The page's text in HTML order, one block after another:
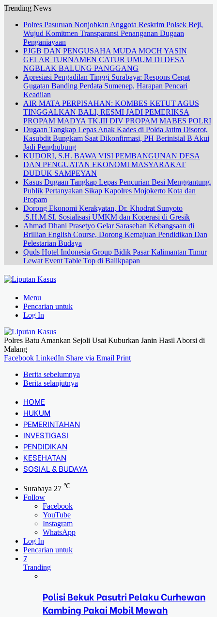
Trending News
Polres Pasuruan Nonjobkan Anggota Reskrim Polsek Beji,
Wujud Komitmen Transparansi Penanganan Dugaan
Penganiayaan
PJGB DAN PENGUSAHA MUDA MOCH YASIN
GELAR TURNAMEN CATUR UMUM DI DESA
NGBLAK BALUNG PANGGANG
Apresiasi Pengadilan Tinggi Surabaya: Respons Cepat
Gugatan Banding Perdata Sumenep, Harapan Pencari
Keadilan
AIR MATA PERPISAHAN: KOMBES KETUT AGUS
TINGGALKAN BALI, RESMI JADI PEMERIKSA
PROPAM MADYA TK.III DIV PROPAM MABES POLRI
Dugaan Tangkap Lepas Anak Kades di Polda Jatim Disorot,
Kasubdit Bungkam Saat Dikonfirmasi, PH Berinisial B Akui
Jadi Penghubung
KUDORI, S.H. BAWA VISI PEMBANGUNAN DESA
DAN PENGUATAN EKONOMI MASYARAKAT
DUDUK SAMPEYAN
Kasus Dugaan Tangkap Lepas Pencurian Besi Menggantung,
Publik Pertanyakan Sikap Kapolres Mojokerto Kota dan
Propam
Dorong Ekonomi Kerakyatan, Dr. Khodrat Sunyoto
.S.H.M.SI. Sosialisasi UMKM dan Koperasi di Gresik
Ahmad Dhani Prasetyo Gelar Sarasehan Kebangsaan di
Brillian English Course, Dorong Kemajuan Pendidikan Dan
Pelestarian Budaya
Quds Hotel Indonesia Group Bidik Pasar Kalimantan Timur
Lewat Event Table Top di Balikpapan
Menu
Pencarian untuk
Log In
Polres Batu Amankan Sejoli Usai Kuburkan Janin Hasil Aborsi di
Malang
Facebook LinkedIn Share via Email Print
Berita sebelumnya
Berita selanjutnya
HOME
HUKUM
PEMERINTAHAN
INVESTIGASI
PENDIDIKAN
KESEHATAN
SOSIAL & BUDAYA
Surabaya 27 ℃
Follow
Facebook
YouTube
Instagram
WhatsApp
Log In
Pencarian untuk
7
Tranding
Polisi Bekuk Pasutri Pelaku Curhewan
Kambing Pakai Mobil Mewah